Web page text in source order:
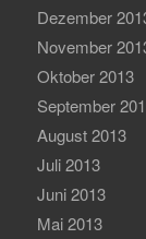
Dezember
November
Oktober 2013
September
August 2013
Juli 2013
Juni 2013
Mai 2013